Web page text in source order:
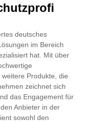
deutsches
im Bereich
hat. Mit über
weitere Produkte, die
zeichnet sich
das Engagement für
Anbieter in der
sowohl den